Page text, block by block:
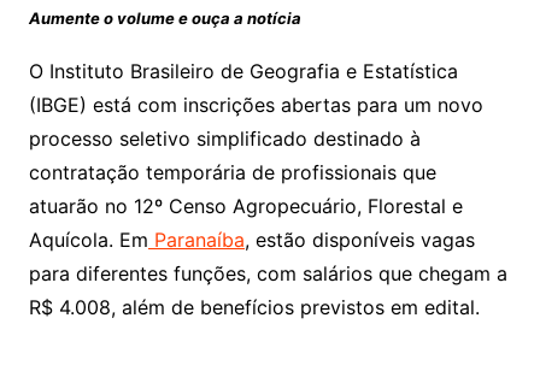
Aumente o volume e ouça a notícia
O Instituto Brasileiro de Geografia e Estatística
(IBGE) está com inscrições abertas para um novo
processo seletivo simplificado destinado à
contratação temporária de profissionais que
atuarão no 12º Censo Agropecuário, Florestal e
Aquícola. Em Paranaíba, estão disponíveis vagas
para diferentes funções, com salários que chegam a
R$ 4.008, além de benefícios previstos em edital.